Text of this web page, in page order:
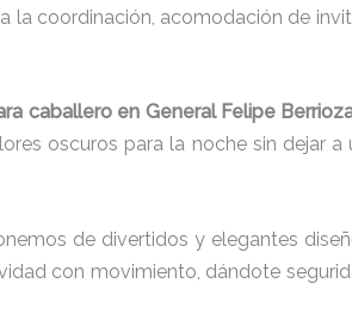
la coordinación, acomodación de
caballero en General Felipe
oscuros para la noche sin dejar a
de divertidos y elegantes
con movimiento, dándote